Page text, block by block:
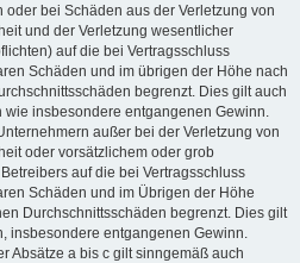
oder bei Schäden aus der Verletzung von
und der Verletzung wesentlicher
auf die bei Vertragsschluss
Schäden und im übrigen der Höhe nach
begrenzt. Dies gilt auch
insbesondere entgangenen Gewinn.
außer bei der Verletzung von
oder vorsätzlichem oder grob
auf die bei Vertragsschluss
Schäden und im Übrigen der Höhe
Durchschnittsschäden begrenzt. Dies gilt
insbesondere entgangenen Gewinn.
Absätze a bis c gilt sinngemäß auch